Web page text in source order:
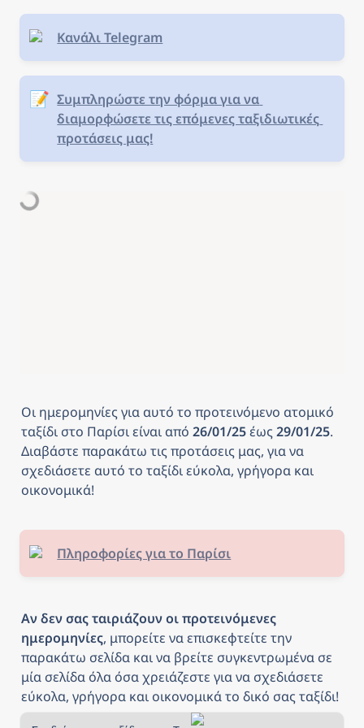
Κανάλι Telegram
📝 Συμπληρώστε την φόρμα για να
διαμορφώσετε τις επόμενες ταξιδιωτικές
προτάσεις μας!
Οι ημερομηνίες για αυτό το προτεινόμενο ατομικό
ταξίδι στο Παρίσιείναι από 26/01/25 έως 29/01/25.
Διαβάστε παρακάτω τις προτάσεις μας, για να
σχεδιάσετε αυτό το ταξίδι εύκολα, γρήγορα και
οικονομικά!
Πληροφορίες για το Παρίσι
Αν δεν σας ταιριάζουν οι προτεινόμενες
ημερομηνίες, μπορείτε να επισκεφτείτε την
παρακάτω σελίδα και να βρείτε συγκεντρωμένα σε
μία σελίδα όλα όσα χρειάζεστε για να σχεδιάσετε
εύκολα, γρήγορα και οικονομικά το δικό σας ταξίδι!